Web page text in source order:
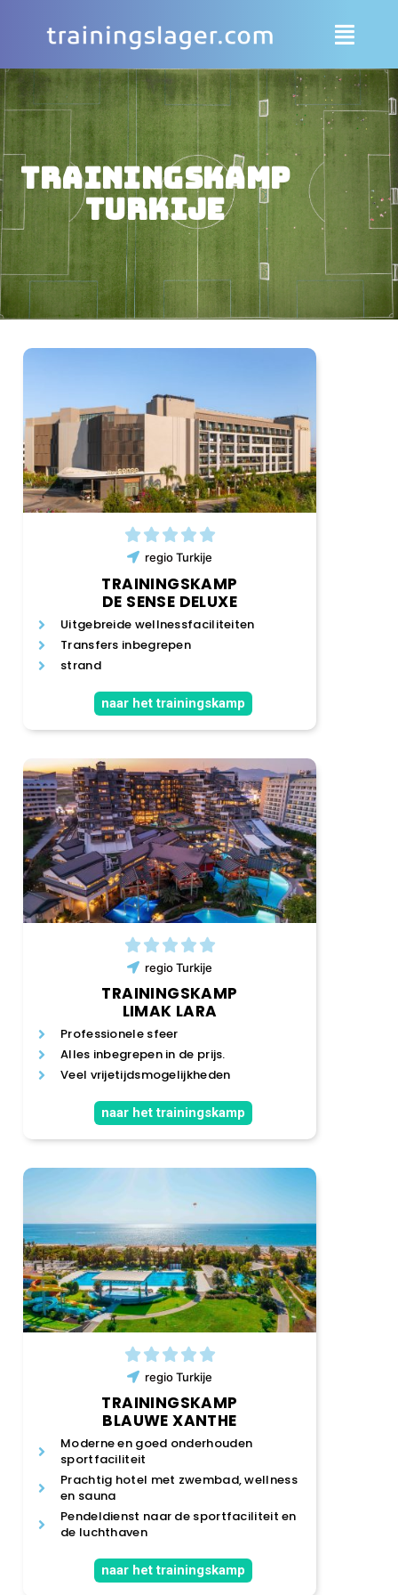
Trainingskamp
Turkije
regioTurkije
TRAININGSKAMP
DE SENSE DELUXE
Uitgebreide wellnessfaciliteiten
Transfers inbegrepen
strand
naar het trainingskamp
regioTurkije
TRAININGSKAMP
LIMAK LARA
Professionele sfeer
Alles inbegrepen in de prijs.
Veel vrijetijdsmogelijkheden
naar het trainingskamp
regioTurkije
TRAININGSKAMP
BLAUWE XANTHE
Moderne en goed onderhouden
sportfaciliteit
Prachtig hotel met zwembad, wellness
en sauna
Pendeldienst naar de sportfaciliteit en
de luchthaven
naar het trainingskamp